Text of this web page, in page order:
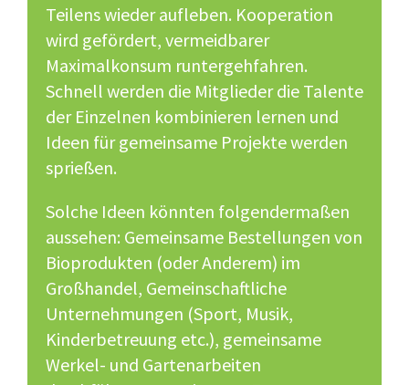
Teilens wieder aufleben. Kooperation
wird gefördert, vermeidbarer
Maximalkonsum runtergehfahren.
Schnell werden die Mitglieder die Talente
der Einzelnen kombinieren lernen und
Ideen für gemeinsame Projekte werden
sprießen.
Solche Ideen könnten folgendermaßen
aussehen: Gemeinsame Bestellungen von
Bioprodukten (oder Anderem) im
Großhandel, Gemeinschaftliche
Unternehmungen (Sport, Musik,
Kinderbetreuung etc.), gemeinsame
Werkel- und Gartenarbeiten